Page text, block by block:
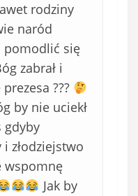
rodziny
naród
pomodlić się
zabrał i
???
by nie uciekł
gdyby
i złodziejstwo
wspomnę
Jak by